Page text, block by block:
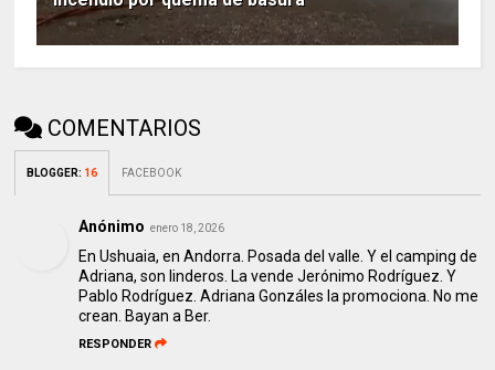
COMENTARIOS
BLOGGER: 16 FACEBOOK
Anónimo enero 18, 2026
En Ushuaia, en Andorra. Posada del valle. Y el camping de
Adriana, son linderos. La vende Jerónimo Rodríguez. Y
Pablo Rodríguez. Adriana Gonzáles la promociona. No me
crean. Bayan a Ber.
RESPONDER